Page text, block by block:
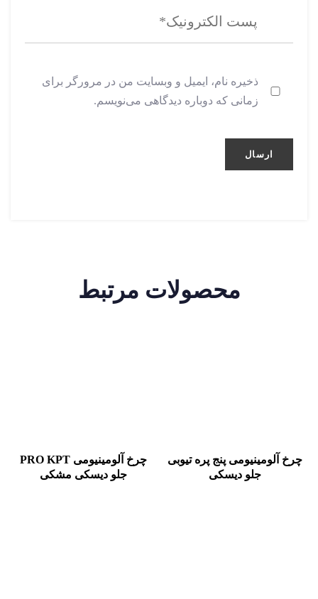
ذخیره نام، ایمیل و وبسایت من در مرورگر برای
زمانی که دوباره دیدگاهی می‌نویسم.
محصولات مرتبط
چرخ آلومينيومی پنج پره تیوبی
جلو دیسکی
چرخ آلومينيومی PRO KPT
جلو ديسكی مشكی